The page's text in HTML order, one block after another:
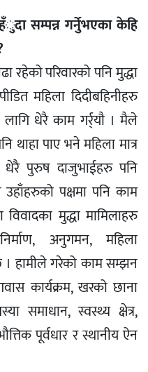
सम्पन्न गर्नुेभएका केहि
रहेको परिवारको पनि मुद्धा
महिला दिदीबहिनीहरु
धेरै काम गर्र्याै । मैले
थाहा पाए भने महिला मात्र
पुरुष दाजुभाईहरु पनि
पक्षमा पनि काम
मुद्धा मामिलाहरु
अनुगमन, महिला
हामीले गरेको काम सम्झन
कार्यक्रम, खरको छाना
समाधान, स्वस्थ्य क्षेत्र,
पूर्वधार र स्थानीय ऐन